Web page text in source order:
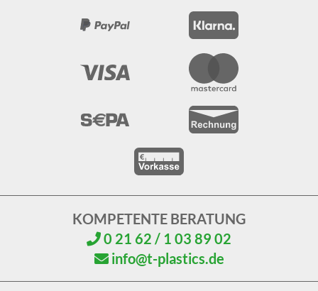
KOMPETENTE BERATUNG
0 21 62 / 1 03 89 02
info@t-plastics.de